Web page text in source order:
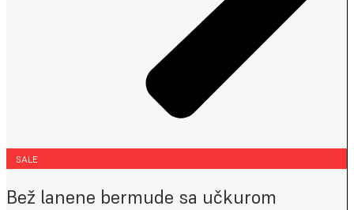
SALE
Bež lanene bermude sa učkurom